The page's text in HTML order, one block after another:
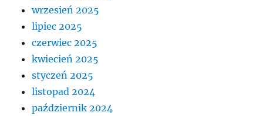
wrzesień 2025
lipiec 2025
czerwiec 2025
kwiecień 2025
styczeń 2025
listopad 2024
październik 2024